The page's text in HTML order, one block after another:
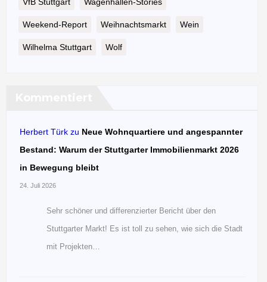
Weekend-Report Weihnachtsmarkt Wein
Wilhelma Stuttgart Wolf
Herbert Türk zu Neue Wohnquartiere und angespannter
Bestand: Warum der Stuttgarter Immobilienmarkt 2026
in Bewegung bleibt
24. Juli 2026
Sehr schöner und differenzierter Bericht über den
Stuttgarter Markt! Es ist toll zu sehen, wie sich die Stadt
mit Projekten…